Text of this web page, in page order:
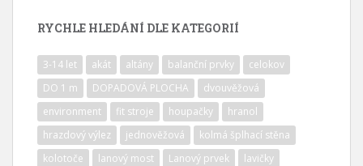
RYCHLE HLEDÁNÍ DLE KATEGORIÍ
3-14 let akát altány balanční prvky
celokov
DO 1 m
DOPADOVÁ PLOCHA
dvouvěžová
environment
fit stroje houpačky
hranol
hrazdový výlez
jednověžová
kolmá šplhací stěna
kolotoče
lanový most Lanový prvek
lavičky